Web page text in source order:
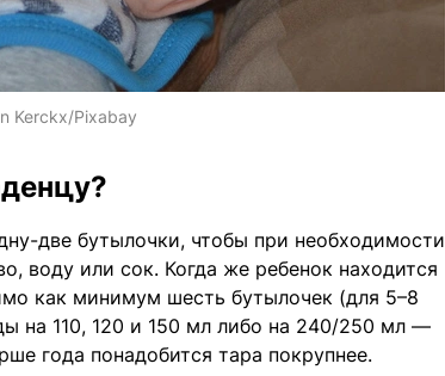
Kerckx/Pixabay
две бутылочки, чтобы при необходимости
воду или сок. Когда же ребенок находится
как минимум шесть бутылочек (для 5–8
на 110, 120 и 150 мл либо на 240/250 мл —
года понадобится тара покрупнее.